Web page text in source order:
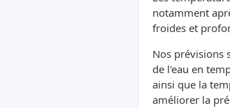
notamment
froides et
Nos prévisions
de l'eau en
ainsi que la
améliorer la